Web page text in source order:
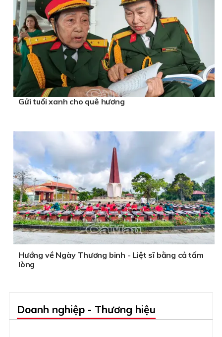
Gửi tuổi xanh cho quê hương
Hướng về Ngày Thương binh - Liệt sĩ bằng cả tấm
lòng
Doanh nghiệp - Thương hiệu